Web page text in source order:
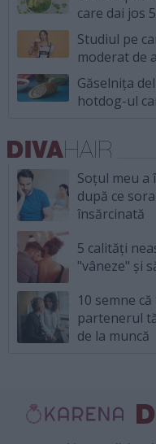
care dai jos
Studiul pe
moderat de
Găselnița
hotdog-ul
Soțul meu a
după ce
însărcinată
5 calități
"vâneze" și
10 semne
partenerul
de la muncă